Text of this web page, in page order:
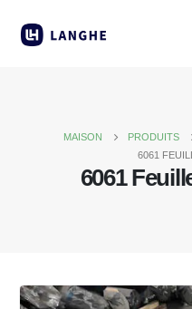
MAISON PRODUITS
6061
6061